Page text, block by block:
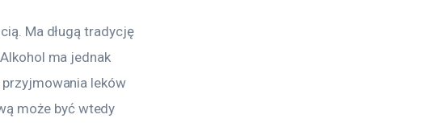
Ma długą tradycję
ma jednak
leków
może być wtedy